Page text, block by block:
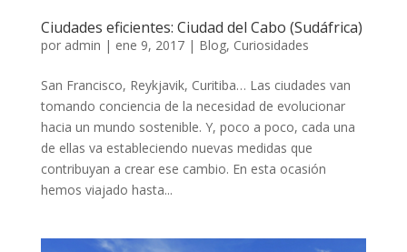
Ciudades eficientes: Ciudad del Cabo (Sudáfrica)
por admin | ene 9, 2017| Blog, Curiosidades
San Francisco, Reykjavik, Curitiba… Las ciudades van
tomando conciencia de la necesidad de evolucionar
hacia un mundo sostenible. Y, poco a poco, cada una
de ellas va estableciendo nuevas medidas que
contribuyan a crear ese cambio. En esta ocasión
hemos viajado hasta...